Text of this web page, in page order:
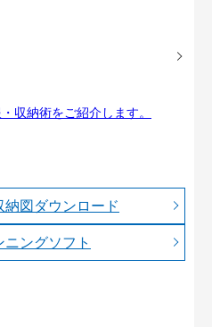
収納術をご紹介します。
納図ダウンロード
ングソフト